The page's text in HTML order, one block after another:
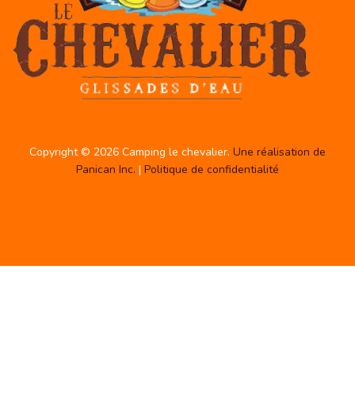
Copyright © 2026 Camping le chevalier. Une réalisation de
Panican Inc. | Politique de confidentialité